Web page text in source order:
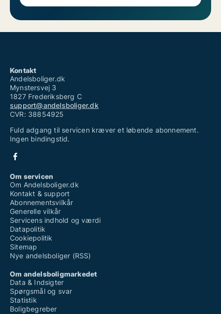
Kontakt
Andelsboliger.dk
Mynstersvej 3
1827 Frederiksberg C
support@andelsboliger.dk
CVR: 38854925
Fuld adgang til servicen kræver et løbende abonnement.
Ingen bindingstid.
Om servicen
Om Andelsboliger.dk
Kontakt & support
Abonnementsvilkår
Generelle vilkår
Servicens indhold og værdi
Datapolitik
Cookiepolitik
Sitemap
Nye andelsboliger (RSS)
Om andelsboligmarkedet
Data & Indsigter
Spørgsmål og svar
Statistik
Boligbegreber